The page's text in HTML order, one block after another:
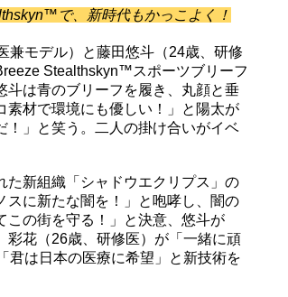
で、新時代もかっこよく！
兼モデル）と藤田悠斗（24歳、研修
Stealthskyn™スポーツブリーフ
斗は青のブリーフを履き、丸顔と垂
素材で環境にも優しい！」と陽太が
！」と笑う。二人の掛け合いがイベ
た新組織「シャドウエクリプス」の
スに新たな闇を！」と咆哮し、闇の
この街を守る！」と決意、悠斗が
彩花（26歳、研修医）が「一緒に頑
君は日本の医療に希望」と新技術を